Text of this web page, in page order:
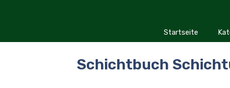
Startseite
Schichtbuch